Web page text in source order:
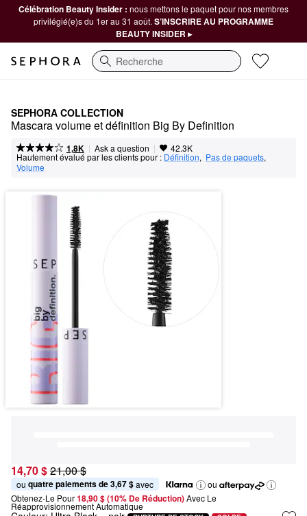
Célébration Beauty Insider : nous mettons le paquet pour nos membres
privilégié(e)s du 1er au 31 août. S’INSCRIRE AU PROGRAMME
BEAUTY INSIDER ▸
Recherche
SEPHORA COLLECTION
Mascara volume et définition Big By Definition
1,8K | Ask a question | 42.3K
Hautement évalué par les clients pour : Définition, Pas de paquets,
Volume
14,70 $21,00 $
ou quatre paiements de 3,67 $ avec
ou
Obtenez-Le Pour18,90 $ (10% De Réduction) Avec Le
Réapprovisionnement Automatique